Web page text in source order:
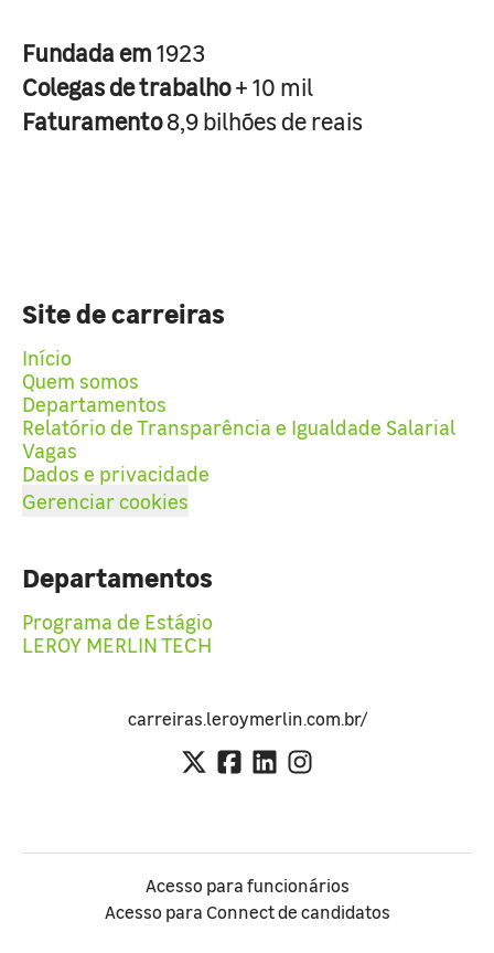
Fundada em1923
Colegas de trabalho+ 10 mil
Faturamento8,9 bilhões de reais
Site de carreiras
Início
Quem somos
Departamentos
Relatório de Transparência e Igualdade Salarial
Vagas
Dados e privacidade
Gerenciar cookies
Departamentos
Programa de Estágio
LEROY MERLIN TECH
carreiras.leroymerlin.com.br/
Acesso para funcionários
Acesso para Connect de candidatos